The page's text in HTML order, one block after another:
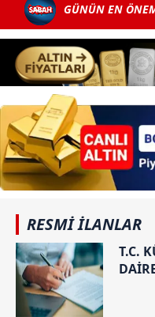
GÜNÜN EN
RESMİ İLANLAR
T.C.